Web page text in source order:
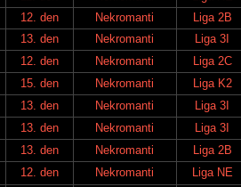
12. den Nekromanti Liga 2B
13. den Nekromanti Liga 3I
12. den Nekromanti Liga 2C
15. den Nekromanti Liga K2
13. den Nekromanti Liga 3I
13. den Nekromanti Liga 3I
13. den Nekromanti Liga 2B
12. den Nekromanti Liga NE